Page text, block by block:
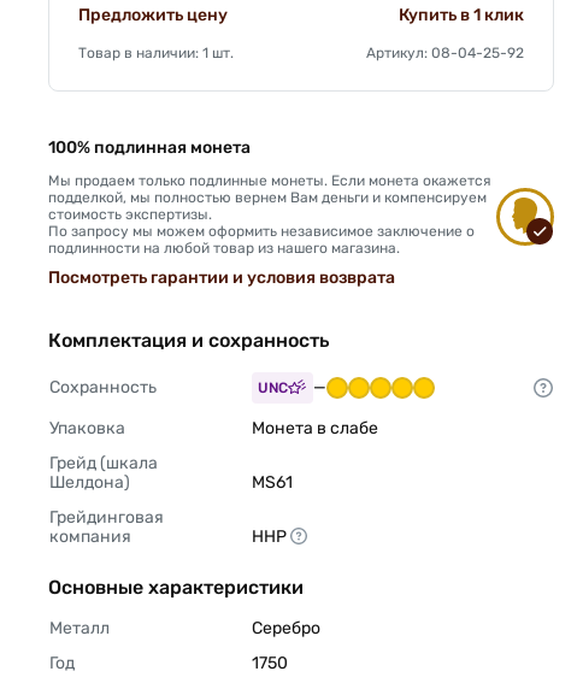
Предложить цену Купить в 1 клик
Товар в наличии: 1 шт. Артикул: 08-04-25-92
100% подлинная монета
Мы продаем только подлинные монеты. Если монета окажется
подделкой, мы полностью вернем Вам деньги и компенсируем
стоимость экспертизы.
По запросу мы можем оформить независимое заключение о
подлинности на любой товар из нашего магазина.
Посмотреть гарантии и условия возврата
Комплектация и сохранность
Сохранность UNC
—
Упаковка
Монета в слабе
Грейд (шкала
Шелдона)
MS61
Грейдинговая
компания
ННР
Основные характеристики
Металл
Серебро
Год
1750